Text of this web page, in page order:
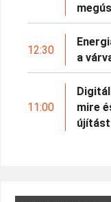
12:30
a
11:00
mire